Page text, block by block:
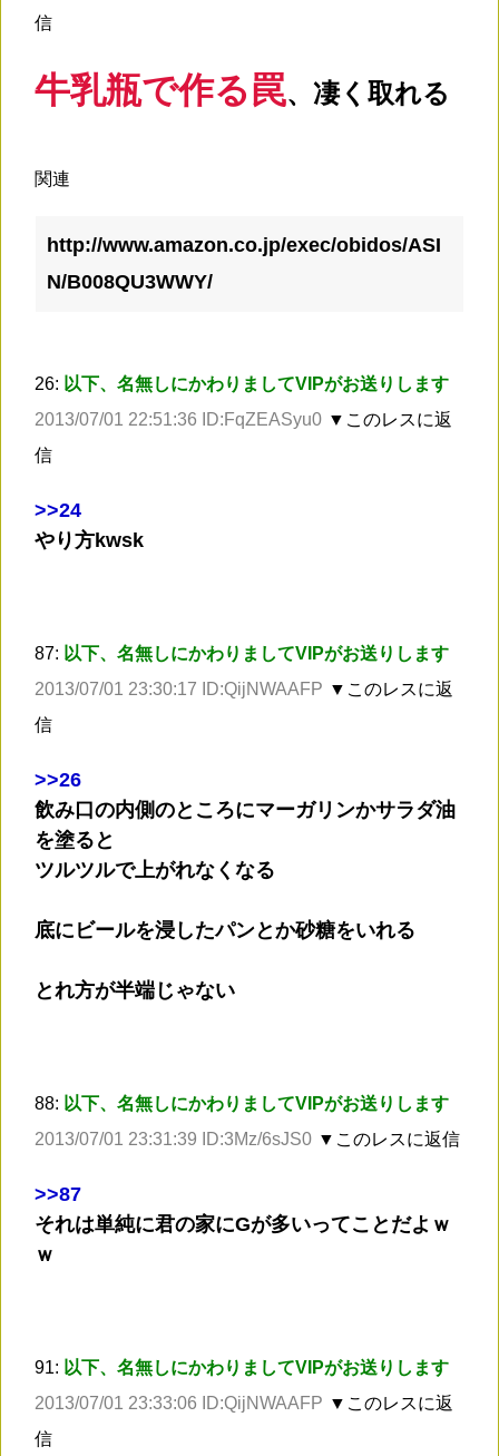
信
牛乳瓶で作る罠、凄く取れる
関連
http://www.amazon.co.jp/exec/obidos/ASI
N/B008QU3WWY/
26: 以下、名無しにかわりましてVIPがお送りします
2013/07/01 22:51:36 ID:FqZEASyu0 ▼このレスに返
信
>>24
やり方kwsk
87: 以下、名無しにかわりましてVIPがお送りします
2013/07/01 23:30:17 ID:QijNWAAFP ▼このレスに返
信
>>26
飲み口の内側のところにマーガリンかサラダ油
を塗ると
ツルツルで上がれなくなる
底にビールを浸したパンとか砂糖をいれる
とれ方が半端じゃない
88: 以下、名無しにかわりましてVIPがお送りします
2013/07/01 23:31:39 ID:3Mz/6sJS0 ▼このレスに返信
>>87
それは単純に君の家にGが多いってことだよｗ
ｗ
91: 以下、名無しにかわりましてVIPがお送りします
2013/07/01 23:33:06 ID:QijNWAAFP ▼このレスに返
信